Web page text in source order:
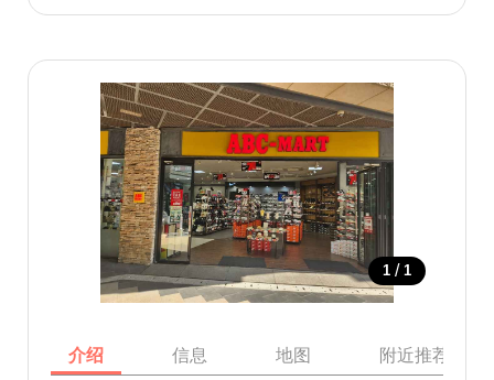
1 / 1
介绍 信息 地图 附近推荐景点